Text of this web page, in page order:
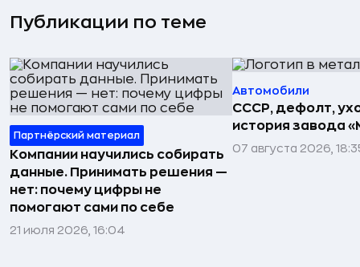
Публикации по теме
Партнёрский материал
Компании научились собирать
данные. Принимать решения —
нет: почему цифры не
помогают сами по себе
21 июля 2026, 16:04
Автомобили
СССР, дефолт,
история завода
07 августа 2026,